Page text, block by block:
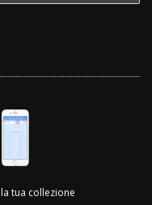
tua collezione